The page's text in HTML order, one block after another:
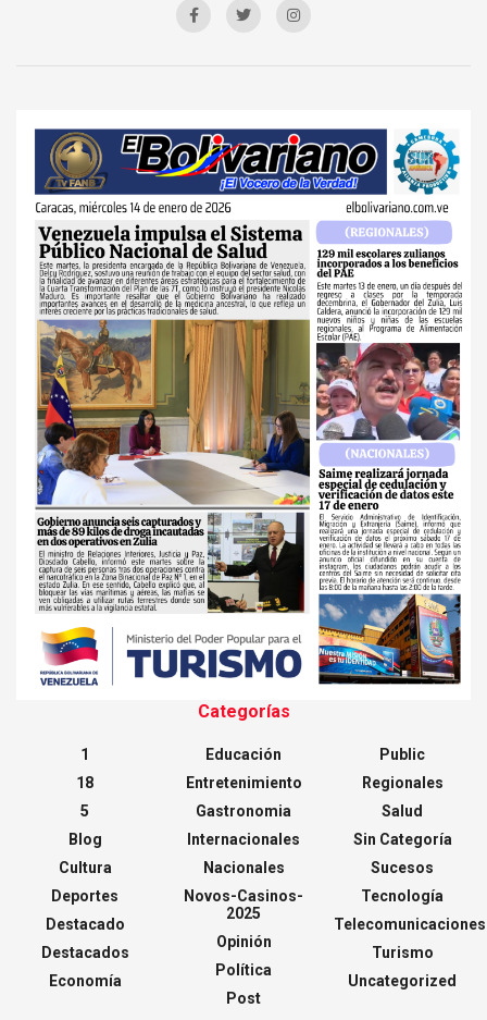
Categorías
1
18
5
Blog
Cultura
Deportes
Destacado
Destacados
Economía
Educación
Entretenimiento
Gastronomia
Internacionales
Nacionales
Novos-Casinos-
2025
Opinión
Política
Post
Public
Regionales
Salud
Sin Categoría
Sucesos
Tecnología
Telecomunicaciones
Turismo
Uncategorized